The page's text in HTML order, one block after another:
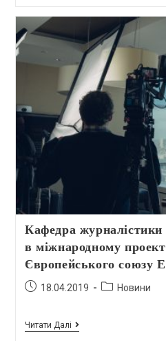
Кафедра
в міжнародному
Європейського союзу
18.04.2019 Новини
Читати Далі